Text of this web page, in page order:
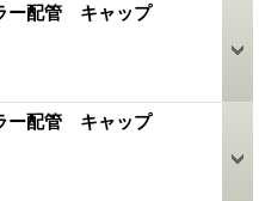
ー配管 キャップ
ー配管 キャップ